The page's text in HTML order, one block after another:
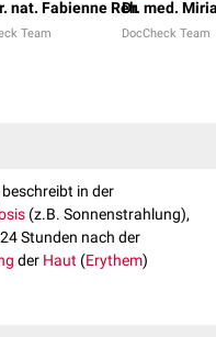
nat. Fabienne Reh
Team
Dr. med.
DocCheck Team
beschreibt in der
(z.B. Sonnenstrahlung),
Stunden nach der
der Haut (Erythem)